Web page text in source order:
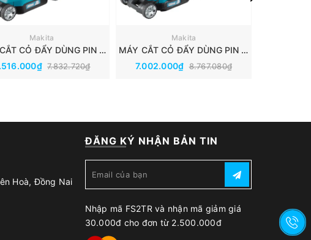
Makita
MÁY CẮT CỎ ĐẨY DÙNG PIN 18V MAKITA DLM382Z
7.832.720₫
Makita
MÁY CẮT CỎ ĐẨY DÙNG PIN 18V MAKITA DLM432Z
7.002.000₫ 8.767.080₫
Hoà, Đồng Nai
ĐĂNG KÝ NHẬN BẢN TIN
Nhập mã FS2TR và nhận mã giảm giá
30.000đ cho đơn từ 2.500.000đ